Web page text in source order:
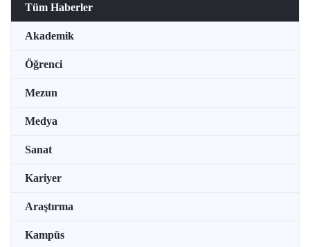
Tüm Haberler
Akademik
Öğrenci
Mezun
Medya
Sanat
Kariyer
Araştırma
Kampüs